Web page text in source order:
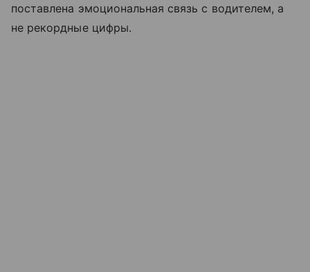
поставлена эмоциональная связь с водителем, а
не рекордные цифры.